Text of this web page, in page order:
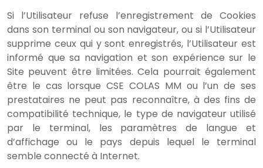
Si l’Utilisateur refuse l’enregistrement de Cookies
dans son terminal ou son navigateur, ou si l’Utilisateur
supprime ceux qui y sont enregistrés, l’Utilisateur est
informé que sa navigation et son expérience sur le
Site peuvent être limitées. Cela pourrait également
être le cas lorsque CSE COLAS MM ou l’un de ses
prestataires ne peut pas reconnaître, à des fins de
compatibilité technique, le type de navigateur utilisé
par le terminal, les paramètres de langue et
d’affichage ou le pays depuis lequel le terminal
semble connecté à Internet.